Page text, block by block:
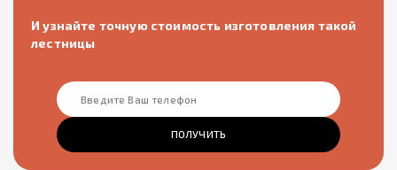
И узнайте точную стоимость изготовления такой
лестницы
ПОЛУЧИТЬ